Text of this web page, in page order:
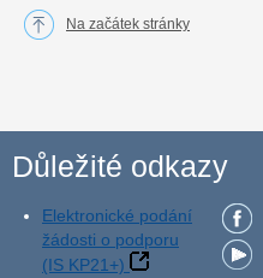
Na začátek stránky
Důležité odkazy
Elektronické podání
žádosti o podporu
(IS KP21+)